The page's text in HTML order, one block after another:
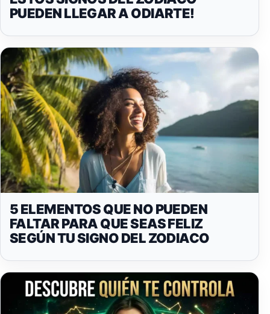
PUEDEN LLEGAR A ODIARTE!
5 ELEMENTOS QUE NO PUEDEN
FALTAR PARA QUE SEAS FELIZ
SEGÚN TU SIGNO DEL ZODIACO